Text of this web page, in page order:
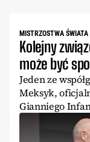
MISTRZOSTWA
Kolejny
może być
Jeden ze
Meksyk,
Gianniego